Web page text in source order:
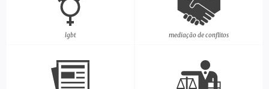
lgbt mediação de conflitos